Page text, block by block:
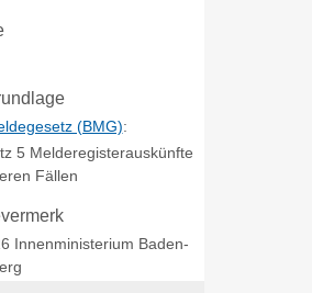
(BMG):
5 Melderegisterauskünfte
Fällen
Innenministerium Baden-